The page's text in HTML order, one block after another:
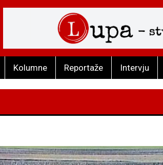
Kolumne Reportaže Intervju